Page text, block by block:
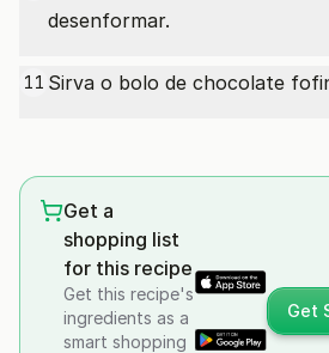
desenformar.
11 Sirva o bolo de chocolate
Get a
shopping list
for this recipe
Get this recipe's
ingredients as a
smart shopping
Get